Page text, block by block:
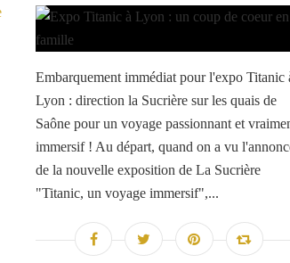
Embarquement immédiat pour l'expo Titanic
Lyon : direction la Sucrière sur les quais de
Saône pour un voyage passionnant et
immersif ! Au départ, quand on a vu
de la nouvelle exposition de La Sucrière
"Titanic, un voyage immersif",...